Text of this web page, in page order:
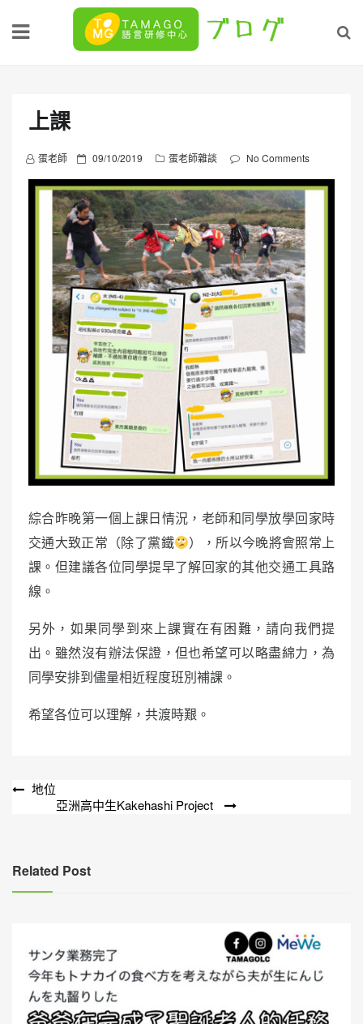
上課
蛋老師
P
o
s
t
d
o
n
09/10/2019 蛋老師雜談 No Comments
綜合昨晚第一個上課日情況，老師和同學放學回家時
交通大致正常（除了黨鐵
），所以今晚將會照常上
課。但建議各位同學提早了解回家的其他交通工具路
線。
另外，如果同學到來上課實在有困難，請向我們提
出。雖然沒有辦法保證，但也希望可以略盡綿力，為
同學安排到儘量相近程度班別補課。
希望各位可以理解，共渡時艱。
文
覽
地位
亞洲高中生Kakehashi Project
Related Post